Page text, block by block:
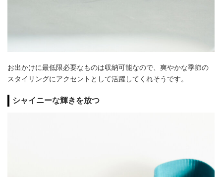
お出かけに最低限必要なものは収納可能なので、爽やかな季節の
スタイリングにアクセントとして活躍してくれそうです。
シャイニーな輝きを放つ